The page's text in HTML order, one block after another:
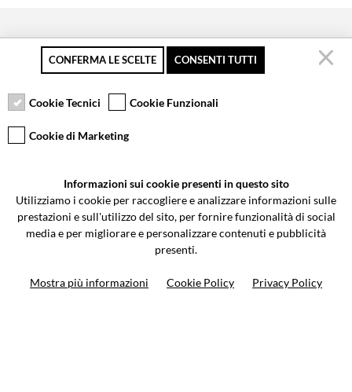
Secure payment
Free returns up to 30
Customer service
Via Galileo Galilei 5 | Verano Brianza (MB) 20843 | ITALY
0362-805407-info@valtermoto.com
CONFERMA LE SCELTE CONSENTI TUTTI
Cookie Tecnici Cookie Funzionali
Cookie di Marketing
Informazioni sui cookie presenti in questo sito
Utilizziamo i cookie per raccogliere e analizzare informazioni sulle
prestazioni e sull'utilizzo del sito, per fornire funzionalità di social
media e per migliorare e personalizzare contenuti e pubblicità
presenti.
Mostra più informazioni Cookie Policy Privacy Policy